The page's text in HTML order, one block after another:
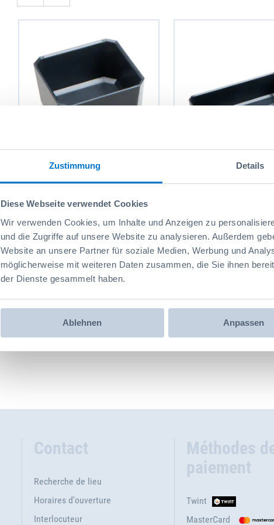
Zustimmung Details
Diese Webseite verwendet Cookies
Wir verwenden Cookies, um Inhalte und Anzeigen zu
und die Zugriffe auf unsere Website zu analysieren. Außerdem
Website an unsere Partner für soziale Medien, Werbung und
möglicherweise mit weiteren Daten zusammen, die Sie ihnen
der Dienste gesammelt haben.
Ablehnen Anpassen
Réf: 6000010900 1,35 CHF
Contact
Recherche de lieu
Horaires d'ouverture
Interlocuteur
Méthodes
paiement
Twint
MasterCard